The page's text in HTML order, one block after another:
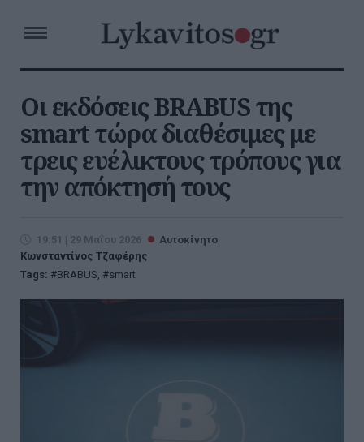
Οι εκδόσεις BRABUS της
smart τώρα διαθέσιμες με
τρεις ευέλικτους τρόπους για
την απόκτησή τους
19:51 | 29 Μαΐου 2026
Αυτοκίνητο
Κωνσταντίνος Τζαφέρης
Tags:
BRABUS, smart